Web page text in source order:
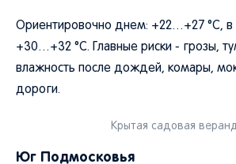
Ориентировочно днем: +22…+27 °C,
+30…+32 °C. Главные риски - грозы,
влажность после дождей, комары,
дороги.
Крытая садовая
Юг Подмосковья